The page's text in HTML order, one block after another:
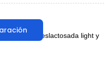
la leche deslactosada light y